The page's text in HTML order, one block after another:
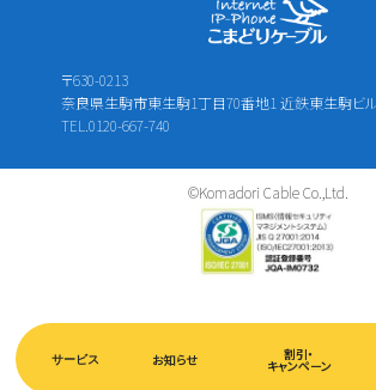
サービス お知らせ 割引・
キャンペーン
〒630-0213
奈良県生駒市東生駒1丁目70番地1 近鉄東生駒ビ
TEL.0120-667-740
©Komadori Cable Co.,Ltd.